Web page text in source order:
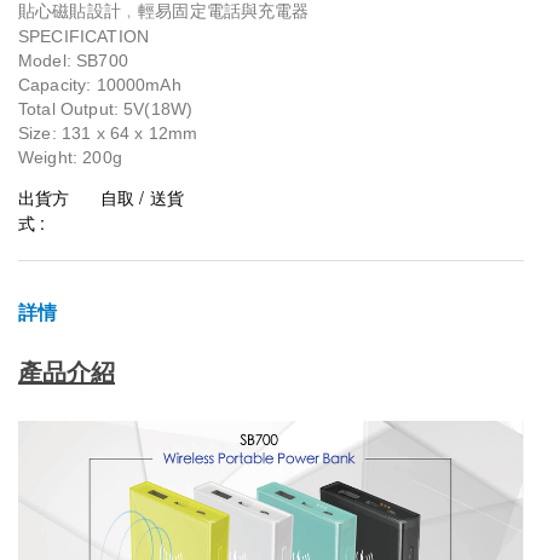
貼心磁貼設計﹐輕易固定電話與充電器
SPECIFICATION
Model: SB700
Capacity: 10000mAh
Total Output: 5V(18W)
Size: 131 x 64 x 12mm
Weight: 200g
出貨方
式 :
自取 / 送貨
詳情
產品介紹